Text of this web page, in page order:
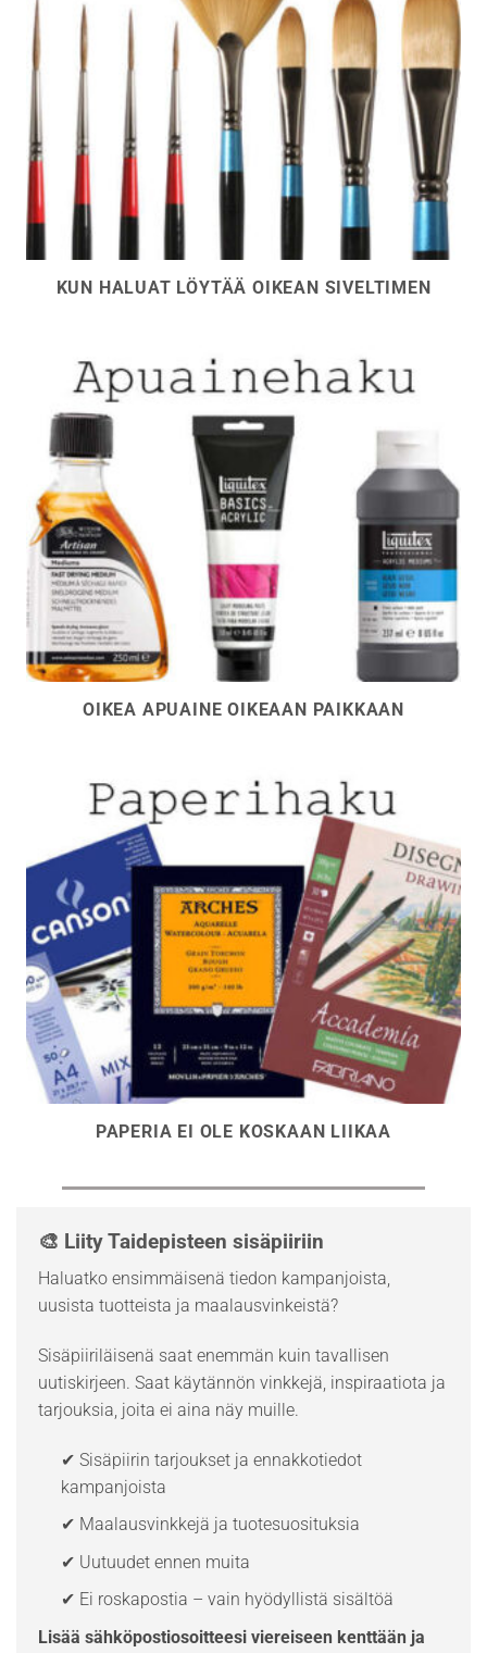
KUN HALUAT LÖYTÄÄ OIKEAN SIVELTIMEN
OIKEA APUAINE OIKEAAN PAIKKAAN
PAPERIA EI OLE KOSKAAN LIIKAA
🎨 Liity Taidepisteen sisäpiiriin
Haluatko ensimmäisenä tiedon kampanjoista,
uusista tuotteista ja maalausvinkeistä?
Sisäpiiriläisenä saat enemmän kuin tavallisen
uutiskirjeen. Saat käytännön vinkkejä, inspiraatiota ja
tarjouksia, joita ei aina näy muille.
✔ Sisäpiirin tarjoukset ja ennakkotiedot
kampanjoista
✔ Maalausvinkkejä ja tuotesuosituksia
✔ Uutuudet ennen muita
✔ Ei roskapostia – vain hyödyllistä sisältöä
Lisää sähköpostiosoitteesi viereiseen kenttään ja